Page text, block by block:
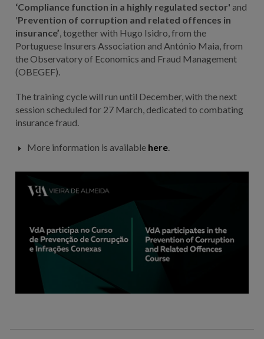
‘Compliance function in a highly regulated sector' and
'Prevention of corruption and related offences in
insurance’ , together with Hugo Isidro, from the
Portuguese Insurers Association and António Maia, from
the Observatory of Economics and Fraud Management
(OBEGEF).
The training cycle will run until December, with the next
session scheduled for 27 March, dedicated to combating
insurance fraud.
More information is available here.